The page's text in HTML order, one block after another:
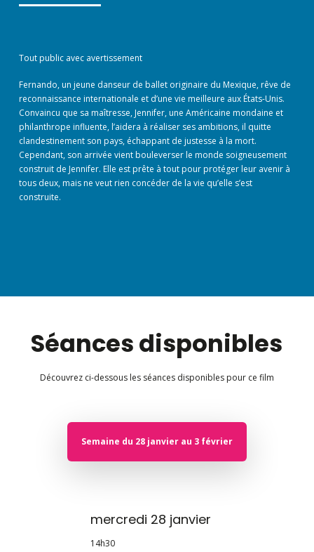
Tout public avec avertissement
Fernando, un jeune danseur de ballet originaire du Mexique, rêve de
reconnaissance internationale et d’une vie meilleure aux États-Unis.
Convaincu que sa maîtresse, Jennifer, une Américaine mondaine et
philanthrope influente, l’aidera à réaliser ses ambitions, il quitte
clandestinement son pays, échappant de justesse à la mort.
Cependant, son arrivée vient bouleverser le monde soigneusement
construit de Jennifer. Elle est prête à tout pour protéger leur avenir à
tous deux, mais ne veut rien concéder de la vie qu’elle s’est
construite.
Séances disponibles
Découvrez ci-dessous les séances disponibles pour ce film
Semaine du 28 janvier au 3 février
mercredi 28 janvier
14h30